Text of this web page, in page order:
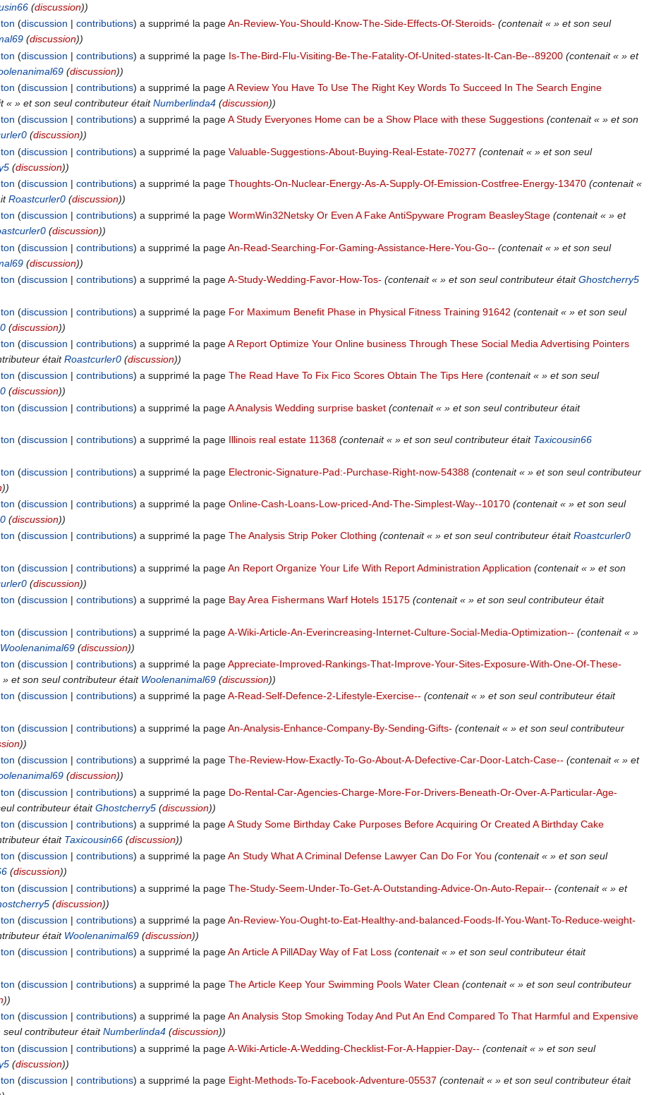
(discussion))
discussion contributions a supprimé la pageAn-Review-You-Should-Know-The-Side-Effects-Of-Steroids- (contenait « » et son seul
(discussion))
discussion contributions a supprimé la page Is-The-Bird-Flu-Visiting-Be-The-Fatality-Of-United-states-It-Can-Be--89200 (contenait « » et
(discussion))
discussion contributions a supprimé la pageA Review You Have To Use The Right Key Words To Succeed In The Search Engine
« » et son seul contributeur étaitNumberlinda4 (discussion))
discussion contributions a supprimé la pageA Study Everyones Home can be a Show Place with these Suggestions (contenait « » et son
(discussion))
discussion contributions a supprimé la pageValuable-Suggestions-About-Buying-Real-Estate-70277 (contenait « » et son seul
(discussion))
discussion contributions a supprimé la pageThoughts-On-Nuclear-Energy-As-A-Supply-Of-Emission-Costfree-Energy-13470 (contenait «
Roastcurler0 (discussion))
discussion contributions a supprimé la pageWormWin32Netsky Or Even A Fake AntiSpyware Program BeasleyStage (contenait « » et
(discussion))
discussion contributions a supprimé la pageAn-Read-Searching-For-Gaming-Assistance-Here-You-Go-- (contenait « » et son seul
(discussion))
discussion contributions a supprimé la pageA-Study-Wedding-Favor-How-Tos- (contenait « » et son seul contributeur étaitGhostcherry5
discussion contributions a supprimé la page For Maximum Benefit Phase in Physical Fitness Training 91642 (contenait « » et son seul
(discussion))
discussion contributions a supprimé la pageA Report Optimize Your Online business Through These Social Media Advertising Pointers
étaitRoastcurler0 (discussion))
discussion contributions a supprimé la pageThe Read Have To Fix Fico Scores Obtain The Tips Here (contenait « » et son seul
(discussion))
discussion contributions a supprimé la pageA Analysis Wedding surprise basket (contenait « » et son seul contributeur était
discussion contributions a supprimé la page Illinois real estate 11368 (contenait « » et son seul contributeur était Taxicousin66
discussion contributions a supprimé la page Electronic-Signature-Pad:-Purchase-Right-now-54388 (contenait « » et son seul contributeur
))
discussion contributions a supprimé la pageOnline-Cash-Loans-Low-priced-And-The-Simplest-Way--10170 (contenait « » et son seul
(discussion))
discussion contributions a supprimé la pageThe Analysis Strip Poker Clothing (contenait « » et son seul contributeur étaitRoastcurler0
discussion contributions a supprimé la pageAn Report Organize Your Life With Report Administration Application (contenait « » et son
(discussion))
discussion contributions a supprimé la page Bay Area Fishermans Warf Hotels 15175 (contenait « » et son seul contributeur était
discussion contributions a supprimé la pageA-Wiki-Article-An-Everincreasing-Internet-Culture-Social-Media-Optimization-- (contenait « »
Woolenanimal69 (discussion))
discussion contributions a supprimé la pageAppreciate-Improved-Rankings-That-Improve-Your-Sites-Exposure-With-One-Of-These-
» et son seul contributeur était Woolenanimal69 (discussion))
discussion contributions a supprimé la pageA-Read-Self-Defence-2-Lifestyle-Exercise-- (contenait « » et son seul contributeur était
discussion contributions a supprimé la pageAn-Analysis-Enhance-Company-By-Sending-Gifts- (contenait « » et son seul contributeur
))
discussion contributions a supprimé la pageThe-Review-How-Exactly-To-Go-About-A-Defective-Car-Door-Latch-Case-- (contenait « » et
(discussion))
discussion contributions a supprimé la page Do-Rental-Car-Agencies-Charge-More-For-Drivers-Beneath-Or-Over-A-Particular-Age-
contributeur étaitGhostcherry5 (discussion))
discussion contributions a supprimé la pageA Study Some Birthday Cake Purposes Before Acquiring Or Created A Birthday Cake
était Taxicousin66 (discussion))
discussion contributions a supprimé la pageAn Study What A Criminal Defense Lawyer Can Do For You (contenait « » et son seul
(discussion))
discussion contributions a supprimé la pageThe-Study-Seem-Under-To-Get-A-Outstanding-Advice-On-Auto-Repair-- (contenait « » et
(discussion))
discussion contributions a supprimé la pageAn-Review-You-Ought-to-Eat-Healthy-and-balanced-Foods-If-You-Want-To-Reduce-weight-
était Woolenanimal69 (discussion))
discussion contributions a supprimé la pageAn Article A PillADay Way of Fat Loss (contenait « » et son seul contributeur était
discussion contributions a supprimé la pageThe Article Keep Your Swimming Pools Water Clean (contenait « » et son seul contributeur
))
discussion contributions a supprimé la pageAn Analysis Stop Smoking Today And Put An End Compared To That Harmful and Expensive
seul contributeur étaitNumberlinda4 (discussion))
discussion contributions a supprimé la pageA-Wiki-Article-A-Wedding-Checklist-For-A-Happier-Day-- (contenait « » et son seul
(discussion))
discussion contributions a supprimé la page Eight-Methods-To-Facebook-Adventure-05537 (contenait « » et son seul contributeur était